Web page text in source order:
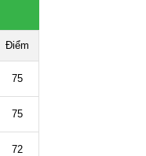
Điểm
75
75
72